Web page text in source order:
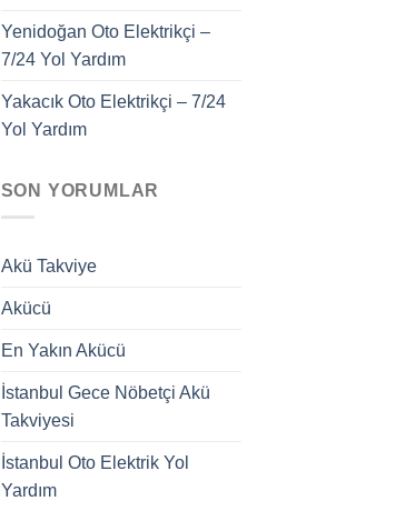
Yenidoğan Oto Elektrikçi –
7/24 Yol Yardım
Yakacık Oto Elektrikçi – 7/24
Yol Yardım
SON YORUMLAR
Akü Takviye
Akücü
En Yakın Akücü
İstanbul Gece Nöbetçi Akü
Takviyesi
İstanbul Oto Elektrik Yol
Yardım